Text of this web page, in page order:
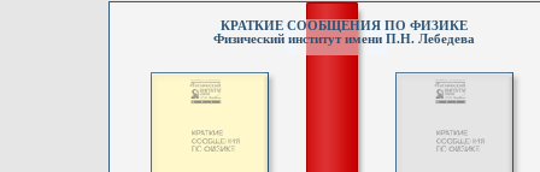
КРАТКИЕ СООБЩЕНИЯ ПО ФИЗИКЕ
Физический институт имени П.Н. Лебедева